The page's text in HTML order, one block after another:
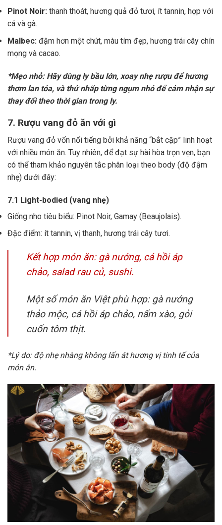
Pinot Noir: thanh thoát, hương quả đỏ tươi, ít tannin, hợp với
cá và gà.
Malbec: đậm hơn một chút, màu tím đẹp, hương trái cây chín
mọng và cacao.
*Mẹo nhỏ: Hãy dùng ly bầu lớn, xoay nhẹ rượu để hương
thơm lan tỏa, và thử nhấp từng ngụm nhỏ để cảm nhận sự
thay đổi theo thời gian trong ly.
7. Rượu vang đỏ ăn với gì
Rượu vang đỏ vốn nổi tiếng bởi khả năng “bắt cặp” linh hoạt
với nhiều món ăn. Tuy nhiên, để đạt sự hài hòa trọn vẹn, bạn
có thể tham khảo nguyên tắc phân loại theo body (độ đậm
nhẹ) dưới đây:
7.1 Light-bodied (vang nhẹ)
Giống nho tiêu biểu: Pinot Noir, Gamay (Beaujolais).
Đặc điểm: ít tannin, vị thanh, hương trái cây tươi.
Kết hợp món ăn: gà nướng, cá hồi áp
chảo, salad rau củ, sushi.
Một số món ăn Việt phù hợp: gà nướng
thảo mộc, cá hồi áp chảo, nấm xào, gỏi
cuốn tôm thịt.
*Lý do: độ nhẹ nhàng không lấn át hương vị tinh tế của
món ăn.